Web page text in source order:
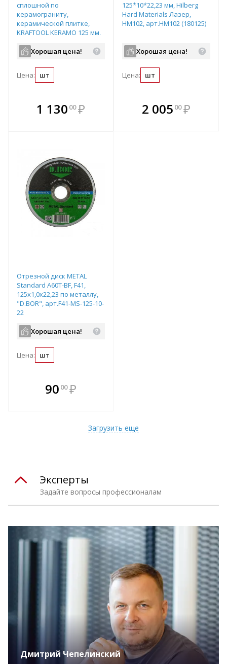
сплошной по
керамограниту,
керамической плитке,
KRAFTOOL KERAMO 125 мм,
Хорошая цена!
Цена: шт
1 130 00 ₽
В комплекте
всегда выгоднее!
125*10*22,23 мм, Hilberg
Hard Materials Лазер,
HM102, арт.HM102 (180125)
Хорошая цена!
Цена: шт
В комплекте
всегда выгоднее!
2 005 00 ₽
Отрезной диск METAL
Standard A60T-BF, F41,
125x1,0x22,23 по металлу,
"D.BOR", арт.F41-MS-125-10-
22
Хорошая цена!
Цена: шт
90 00 ₽
Загрузить еще
Задайте вопросы профессионалам
Эксперты
Дмитрий Чепелинский